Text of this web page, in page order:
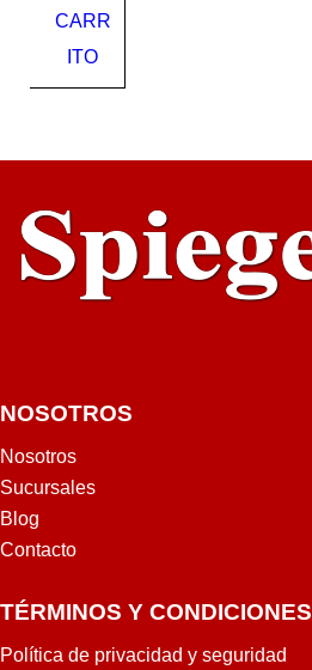
mm
CARR
ITO
NOSOTROS
Nosotros
Sucursales
Blog
Contacto
TÉRMINOS Y CONDICIONES
Política de privacidad y seguridad